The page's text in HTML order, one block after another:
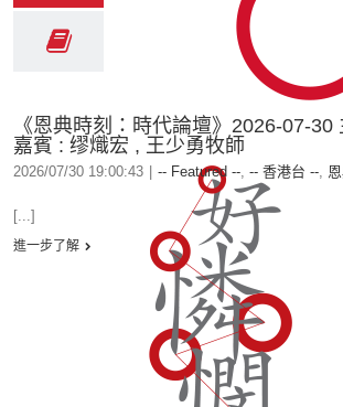
《恩典時刻：時代論壇》2026-07-30
嘉賓 : 缪熾宏⁩ , 王少勇牧師
2026/07/30 19:00:43 -- Featured --, -- 香港台 --,
[...]
進一步了解